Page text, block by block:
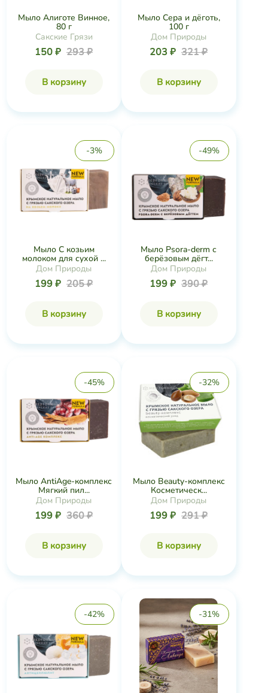
Мыло Алиготе Винное,
80 г
Сакские Грязи
150 ₽ 293 ₽
В корзину
Мыло Сера и дёготь,
100 г
Дом Природы
203 ₽ 321 ₽
В корзину
-3%
Мыло С козьим
молоком для сухой ...
Дом Природы
199 ₽ 205 ₽
В корзину
-49%
Мыло Psora-derm с
берёзовым дёгт...
Дом Природы
199 ₽ 390 ₽
В корзину
-45%
Мыло AntiАge-комплекс
Мягкий пил...
Дом Природы
199 ₽ 360 ₽
В корзину
-32%
Мыло Beauty-комплекс
Косметическ...
Дом Природы
199 ₽ 291 ₽
В корзину
-42% -31%